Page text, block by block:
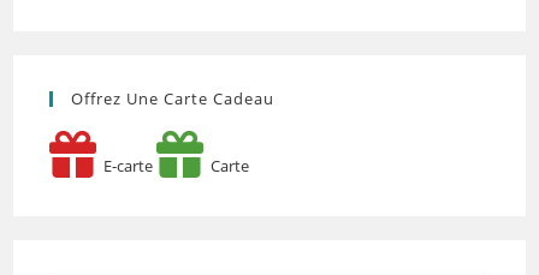
Offrez Une Carte Cadeau
E-carte Carte